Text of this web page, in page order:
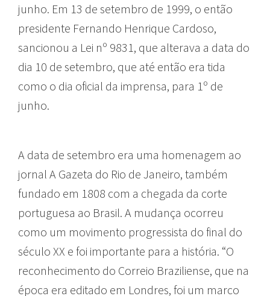
junho. Em 13 de setembro de 1999, o então
presidente Fernando Henrique Cardoso,
sancionou a Lei nº 9831, que alterava a data do
dia 10 de setembro, que até então era tida
como o dia oficial da imprensa, para 1º de
junho.
A data de setembro era uma homenagem ao
jornal A Gazeta do Rio de Janeiro, também
fundado em 1808 com a chegada da corte
portuguesa ao Brasil. A mudança ocorreu
como um movimento progressista do final do
século XX e foi importante para a história. “O
reconhecimento do Correio Braziliense, que na
época era editado em Londres, foi um marco